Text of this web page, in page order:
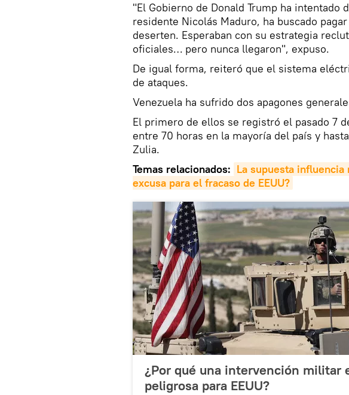
"El Gobierno de Donald Trump ha intentado
residente Nicolás Maduro, ha buscado
deserten. Esperaban con su estrategia
oficiales… pero nunca llegaron", expuso.
De igual forma, reiteró que el sistema
de ataques.
Venezuela ha sufrido dos apagones
El primero de ellos se registró el pasado 7
entre 70 horas en la mayoría del país y
Zulia.
Temas relacionados: La supuesta influencia
excusa para el fracaso de EEUU?
¿Por qué una intervención militar
peligrosa para EEUU?